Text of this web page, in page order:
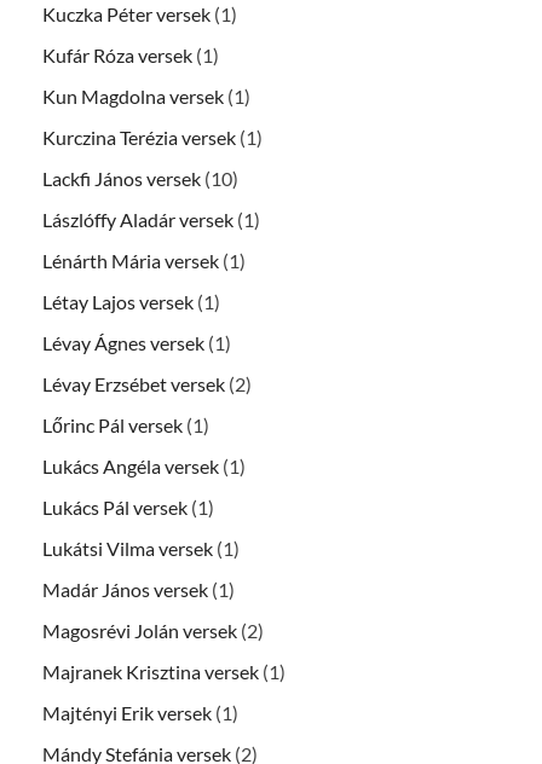
Kuczka Péter versek (1)
Kufár Róza versek (1)
Kun Magdolna versek (1)
Kurczina Terézia versek (1)
Lackfi János versek (10)
Lászlóffy Aladár versek (1)
Lénárth Mária versek (1)
Létay Lajos versek (1)
Lévay Ágnes versek (1)
Lévay Erzsébet versek (2)
Lőrinc Pál versek (1)
Lukács Angéla versek (1)
Lukács Pál versek (1)
Lukátsi Vilma versek (1)
Madár János versek (1)
Magosrévi Jolán versek (2)
Majranek Krisztina versek (1)
Majtényi Erik versek (1)
Mándy Stefánia versek (2)